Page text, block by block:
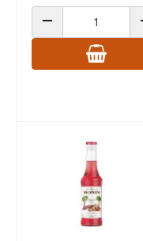
ANZAHL VERRINGERN